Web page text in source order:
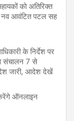
को अतिरिक्त
नव आवंटित पटल सह
के निर्देश पर
संचालन 7 से
जारी, आदेश देखें
ऑनलाइन